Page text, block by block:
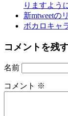
りますよう
新mtweetの
ボカロキャ
コメントを残
名前
コメント ※